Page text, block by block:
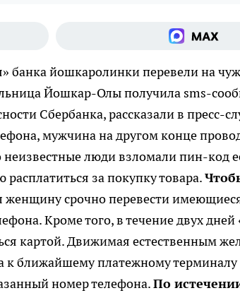
банка йошкаролинки перевели на
Йошкар-Олы получила sms-
Сбербанка, рассказали в пресс-
мужчина на другом конце
люди взломали пин-код
за покупку товара.
женщину срочно перевести
Кроме того, в течение двух дней
картой. Движимая естественным
к ближайшему платежному терминалу
номер телефона.По